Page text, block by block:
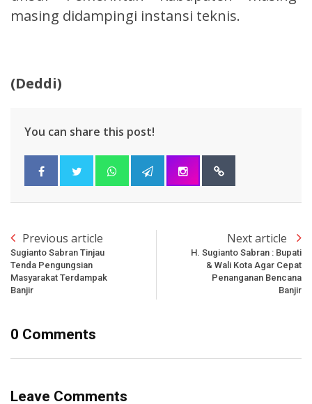
masing didampingi instansi teknis.
(Deddi)
You can share this post!
Previous article
Sugianto Sabran Tinjau
Tenda Pengungsian
Masyarakat Terdampak
Banjir
Next article
H. Sugianto Sabran : Bupati
& Wali Kota Agar Cepat
Penanganan Bencana
Banjir
0 Comments
Leave Comments